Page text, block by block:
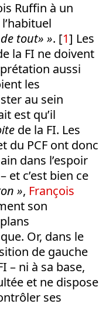
Ruffin à un
tout» ». [1] Les
la FI ne doivent
aussi
les
au sein
est qu’il
de la FI. Les
du PCF ont donc
dans l’espoir
et c’est bien ce
», François
son
Or, dans le
de gauche
– ni à sa base,
et ne dispose
ses